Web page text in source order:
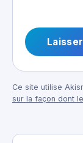
Ce site utilise
sur la façon dont